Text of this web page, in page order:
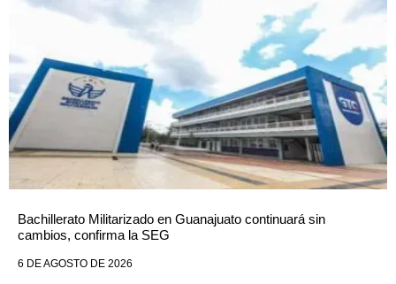
Bachillerato Militarizado en Guanajuato continuará sin
cambios, confirma la SEG
6 DE AGOSTO DE 2026